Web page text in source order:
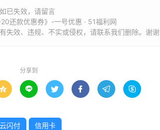
已失效，请留言
还款优惠券》-一号优惠 · 51福利网
失效、违规、不实或侵权，请联系我们删除。谢谢
分享到
    
云闪付 信用卡